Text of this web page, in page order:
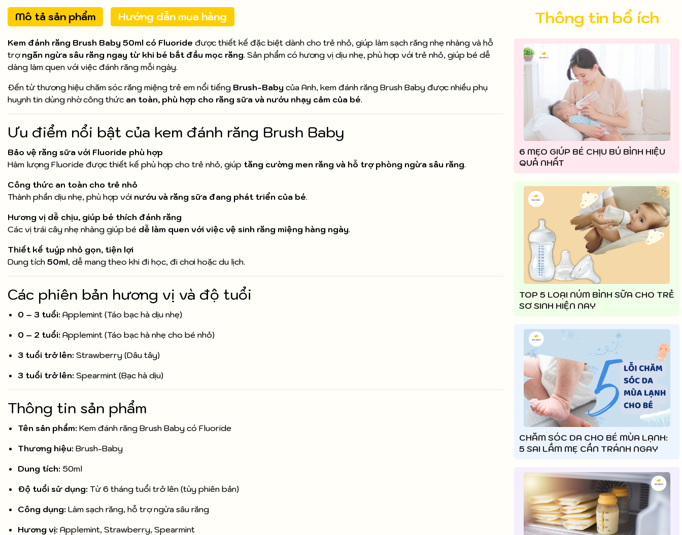
Mô tả sản phẩm Hướng dẫn mua hàng
Kem đánh răng Brush Baby 50ml có Fluoride được thiết kế đặc biệt dành cho trẻ nhỏ, giúp làm sạch răng nhẹ nhàng và hỗ
trợngăn ngừa sâu răng ngay từ khi bé bắt đầu mọc răng. Sản phẩm có hương vị dịu nhẹ, phù hợp với trẻ nhỏ, giúp bé dễ
dàng làm quen với việc đánh răng mỗi ngày.
Đến từ thương hiệu chăm sóc răng miệng trẻ em nổi tiếng Brush-Baby của Anh, kem đánh răng Brush Baby được nhiều phụ
huynh tin dùng nhờ công thức an toàn, phù hợp cho răng sữa và nướu nhạy cảm của bé.
Ưu điểm nổi bật của kem đánh răng Brush Baby
Bảo vệ răng sữa với Fluoride phù hợp
Hàm lượng Fluoride được thiết kế phù hợp cho trẻ nhỏ, giúp tăng cường men răng và hỗ trợ phòng ngừa sâu răng.
Công thức an toàn cho trẻ nhỏ
Thành phần dịu nhẹ, phù hợp với nướu và răng sữa đang phát triển của bé.
Hương vị dễ chịu, giúp bé thích đánh răng
Các vị trái cây nhẹ nhàng giúp bé dễ làm quen với việc vệ sinh răng miệng hàng ngày.
Thiết kế tuýp nhỏ gọn, tiện lợi
Dung tích 50ml, dễ mang theo khi đi học, đi chơi hoặc du lịch.
Các phiên bản hương vị và độ tuổi
0 – 3 tuổi: Applemint (Táo bạc hà dịu nhẹ)
0 – 2 tuổi: Applemint (Táo bạc hà nhẹ cho bé nhỏ)
3 tuổi trở lên: Strawberry (Dâu tây)
3 tuổi trở lên: Spearmint (Bạc hà dịu)
Thông tin sản phẩm
Tên sản phẩm: Kem đánh răng Brush Baby có Fluoride
Thương hiệu: Brush-Baby
Dung tích: 50ml
Độ tuổi sử dụng: Từ 6 tháng tuổi trở lên (tùy phiên bản)
Công dụng: Làm sạch răng, hỗ trợ ngừa sâu răng
Hương vị: Applemint, Strawberry, Spearmint
Thông tin bổ ích
6 MẸO GIÚP BÉ CHỊU BÚ BÌNH HIỆU
QUẢ NHẤT
TOP 5 LOẠI NÚM BÌNH SỮA CHO TRẺ
SƠ SINH HIỆN NAY
CHĂM SÓC DA CHO BÉ MÙA LẠNH:
5 SAI LẦM MẸ CẦN TRÁNH NGAY